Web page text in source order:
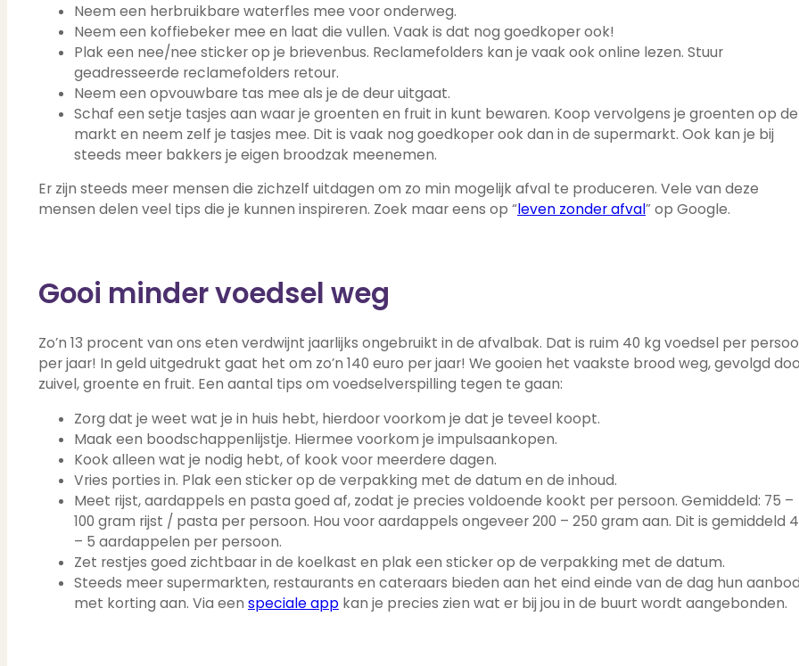
Neem een herbruikbare waterfles mee voor onderweg.
Neem een koffiebeker mee en laat die vullen. Vaak is dat nog goedkoper ook!
Plak een nee/nee sticker op je brievenbus. Reclamefolders kan je vaak ook online lezen. Stuur
geadresseerde reclamefolders retour.
Neem een opvouwbare tas mee als je de deur uitgaat.
Schaf een setje tasjes aan waar je groenten en fruit in kunt bewaren. Koop vervolgens je groenten op de
markt en neem zelf je tasjes mee. Dit is vaak nog goedkoper ook dan in de supermarkt. Ook kan je bij
steeds meer bakkers je eigen broodzak meenemen.
Er zijn steeds meer mensen die zichzelf uitdagen om zo min mogelijk afval te produceren. Vele van deze
mensen delen veel tips die je kunnen inspireren. Zoek maar eens op “leven zonder afval” op Google.
Gooi minder voedsel weg
Zo’n 13 procent van ons eten verdwijnt jaarlijks ongebruikt in de afvalbak. Dat is ruim 40 kg voedsel per
per jaar! In geld uitgedrukt gaat het om zo’n 140 euro per jaar! We gooien het vaakste brood weg, gevolgd
zuivel, groente en fruit. Een aantal tips om voedselverspilling tegen te gaan:
Zorg dat je weet wat je in huis hebt, hierdoor voorkom je dat je teveel koopt.
Maak een boodschappenlijstje. Hiermee voorkom je impulsaankopen.
Kook alleen wat je nodig hebt, of kook voor meerdere dagen.
Vries porties in. Plak een sticker op de verpakking met de datum en de inhoud.
Meet rijst, aardappels en pasta goed af, zodat je precies voldoende kookt per persoon. Gemiddeld: 75 –
100 gram rijst / pasta per persoon. Hou voor aardappels ongeveer 200 – 250 gram aan. Dit is gemiddeld 4
– 5 aardappelen per persoon.
Zet restjes goed zichtbaar in de koelkast en plak een sticker op de verpakking met de datum.
Steeds meer supermarkten, restaurants en cateraars bieden aan het eind einde van de dag hun
met korting aan. Via een speciale appkan je precies zien wat er bij jou in de buurt wordt aangebonden.